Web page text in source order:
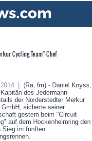
Cycling Team"-Chef
|
(Ra, fm) - Daniel Knyss,
des Jedermann-
der Norderstedter Merkur
GmbH, sicherte seiner
gestern beim "Circuit
auf dem Hockenheimring den
Sieg im fünften